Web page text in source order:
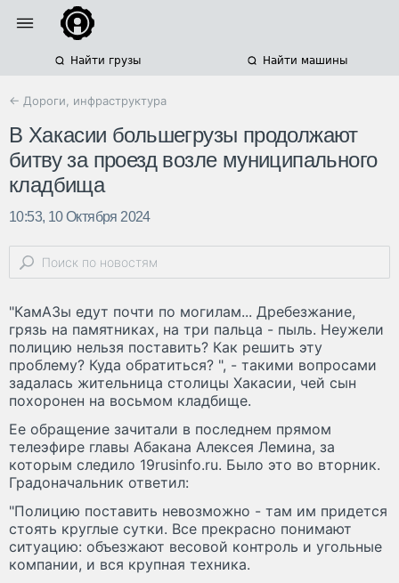
Найти грузы Найти машины
← Дороги, инфраструктура
В Хакасии большегрузы продолжают
битву за проезд возле муниципального
кладбища
10:53, 10 Октября 2024
"КамАЗы едут почти по могилам... Дребезжание,
грязь на памятниках, на три пальца - пыль. Неужели
полицию нельзя поставить? Как решить эту
проблему? Куда обратиться? ", - такими вопросами
задалась жительница столицы Хакасии, чей сын
похоронен на восьмом кладбище.
Ее обращение зачитали в последнем прямом
телеэфире главы Абакана Алексея Лемина, за
которым следило 19rusinfo.ru. Было это во вторник.
Градоначальник ответил:
"Полицию поставить невозможно - там им придется
стоять круглые сутки. Все прекрасно понимают
ситуацию: объезжают весовой контроль и угольные
компании, и вся крупная техника.